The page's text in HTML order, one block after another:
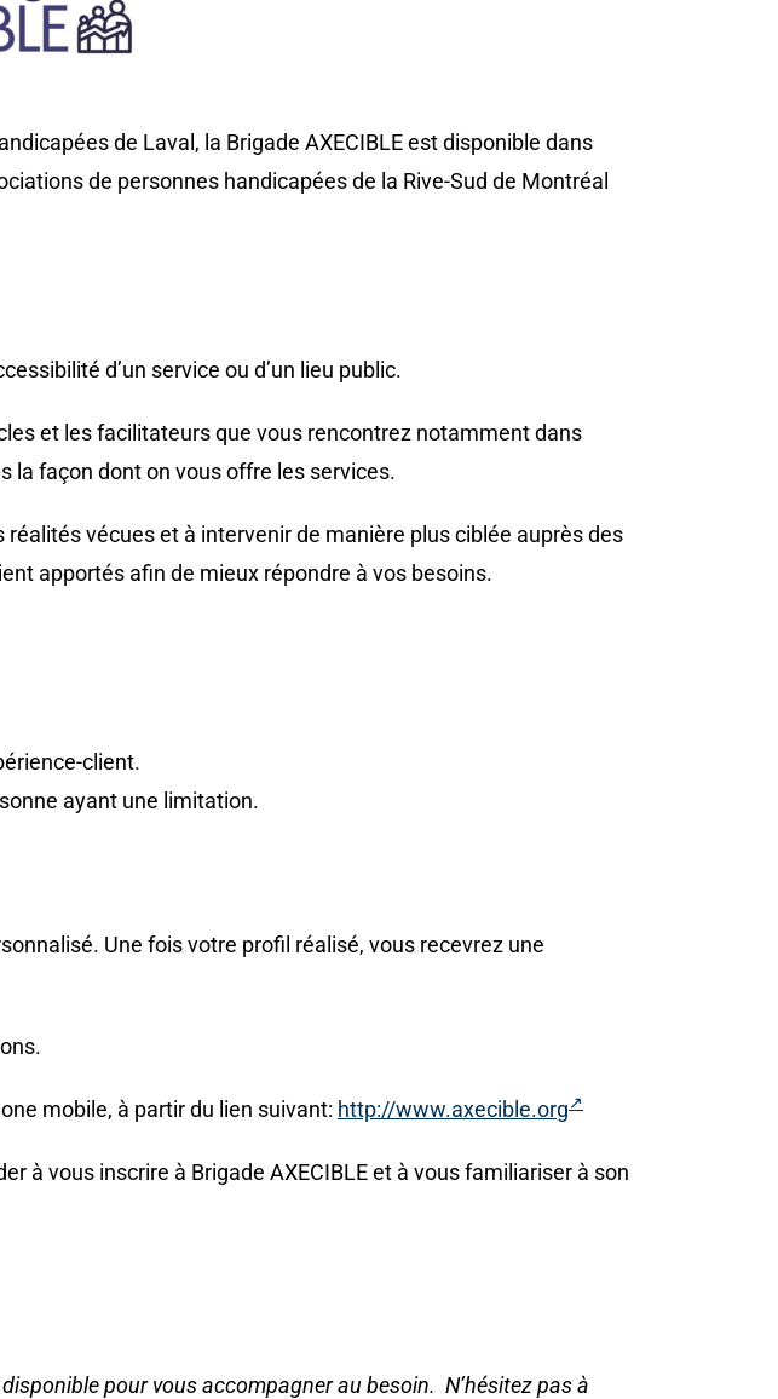
de Laval, la Brigade AXECIBLE est disponible dans
de personnes handicapées de la Rive-Sud de Montréal
d’un service ou d’un lieu public.
et les facilitateurs que vous rencontrez notamment dans
la façon dont on vous offre les services.
vécues et à intervenir de manière plus ciblée auprès des
apportés afin de mieux répondre à vos besoins.
client.
ayant une limitation.
Une fois votre profil réalisé, vous recevrez une
mobile, à partir du lien suivant: http://www.axecible.org
à vous inscrire à Brigade AXECIBLE et à vous familiariser à son
disponible pour vous accompagner au besoin. N’hésitez pas à